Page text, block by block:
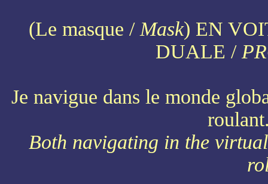
(Le masque / Mask) EN
DUALE /
Je navigue dans le monde
Both navigating in the